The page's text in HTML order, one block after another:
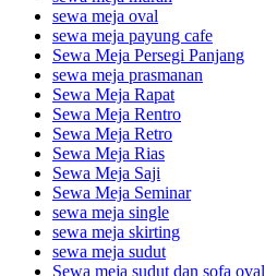
sewa meja oval
sewa meja payung cafe
Sewa Meja Persegi Panjang
sewa meja prasmanan
Sewa Meja Rapat
Sewa Meja Rentro
Sewa Meja Retro
Sewa Meja Rias
Sewa Meja Saji
Sewa Meja Seminar
sewa meja single
sewa meja skirting
sewa meja sudut
Sewa meja sudut dan sofa oval